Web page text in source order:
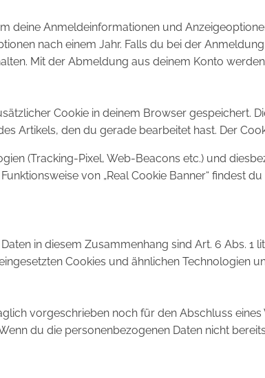
deine Anmeldeinformationen und
nach einem Jahr. Falls du bei der
Mit der Abmeldung aus deinem Konto
Cookie in deinem Browser gespeichert.
Artikels, den du gerade bearbeitet hast. Der
(Tracking-Pixel, Web-Beacons etc.) und
von „Real Cookie Banner“ findest
in diesem Zusammenhang sind Art. 6 Abs. 1
Cookies und ähnlichen Technologien
vorgeschrieben noch für den Abschluss
du die personenbezogenen Daten nicht